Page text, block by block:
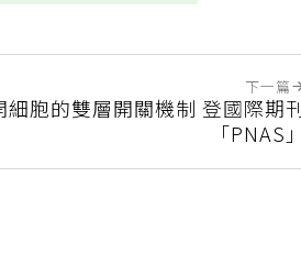
下一篇
細胞的雙層開關機制 登國際期
「PNAS」